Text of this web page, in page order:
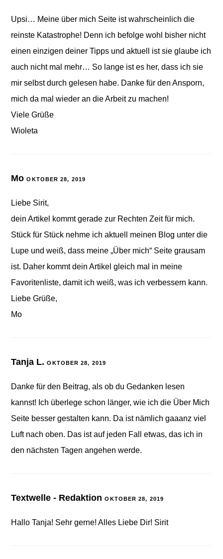
Upsi… Meine über mich Seite ist wahrscheinlich die
reinste Katastrophe! Denn ich befolge wohl bisher nicht
einen einzigen deiner Tipps und aktuell ist sie glaube ich
auch nicht mal mehr… So lange ist es her, dass ich sie
mir selbst durch gelesen habe. Danke für den Ansporn,
mich da mal wieder an die Arbeit zu machen!
Viele Grüße
Wioleta
Mo OKTOBER 28, 2019
Liebe Sirit,
dein Artikel kommt gerade zur Rechten Zeit für mich.
Stück für Stück nehme ich aktuell meinen Blog unter die
Lupe und weiß, dass meine „Über mich“ Seite grausam
ist. Daher kommt dein Artikel gleich mal in meine
Favoritenliste, damit ich weiß, was ich verbessern kann.
Liebe Grüße,
Mo
Tanja L. OKTOBER 28, 2019
Danke für den Beitrag, als ob du Gedanken lesen
kannst! Ich überlege schon länger, wie ich die Über Mich
Seite besser gestalten kann. Da ist nämlich gaaanz viel
Luft nach oben. Das ist auf jeden Fall etwas, das ich in
den nächsten Tagen angehen werde.
Textwelle - RedaktionOKTOBER 28, 2019
Hallo Tanja! Sehr gerne! Alles Liebe Dir! Sirit